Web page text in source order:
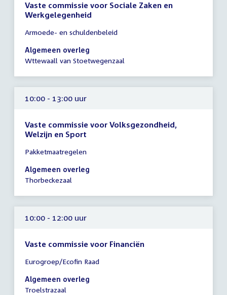
Vaste commissie voor Sociale Zaken en
Werkgelegenheid
vergadering
10:00
-
uur
Armoede- en schuldenbeleid
Algemeen overleg
Wttewaall van Stoetwegenzaal
10:00 - 13:00 uur
Vaste commissie voor Volksgezondheid,
Welzijn en Sport
vergadering
10:00
-
uur
Pakketmaatregelen
Algemeen overleg
Thorbeckezaal
10:00 - 12:00 uur
Vaste commissie voor Financiën
vergadering
10:00
-
Eurogroep/Ecofin Raad
Algemeen overleg
Troelstrazaal